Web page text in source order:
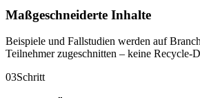
Maßgeschneiderte Inhalte
Beispiele und Fallstudien werden auf
Teilnehmer zugeschnitten – keine Recycle-
03Schritt